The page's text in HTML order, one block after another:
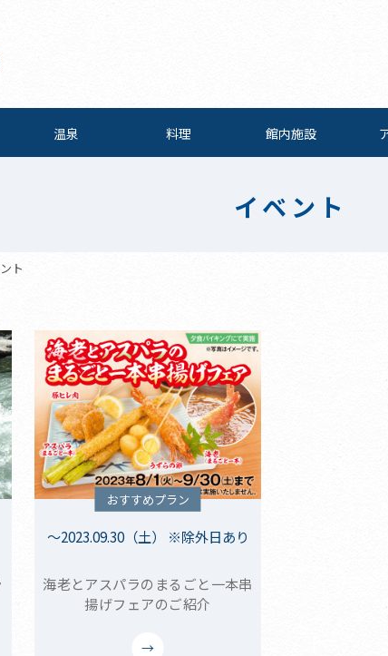
温泉 料理 館内施設
イベント
ト
おすすめプラン
～2023.09.30（土） ※除外日あり
海老とアスパラのまるごと一本串
揚げフェアのご紹介